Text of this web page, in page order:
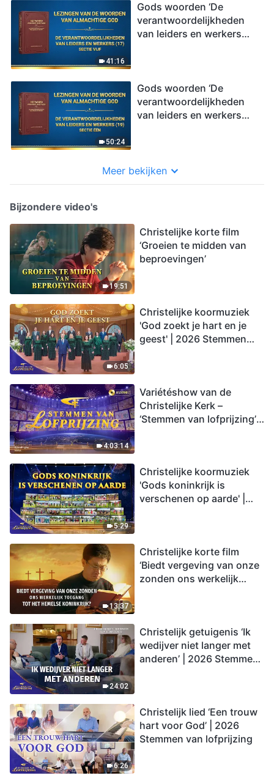
41:16
Gods woorden ‘De
verantwoordelijkheden
van leiders en werkers
50:24
Gods woorden ‘De
verantwoordelijkheden
van leiders en werkers
Meer bekijken
Bijzondere video's
19:51
Christelijke korte film
‘Groeien te midden van
beproevingen’
6:05
Christelijke koormuziek
'God zoekt je hart en je
geest' | 2026 Stemmen
4:03:14
Variétéshow van de
Christelijke Kerk –
‘Stemmen van lofprijzing’,
5:29
Christelijke koormuziek
'Gods koninkrijk is
verschenen op aarde' |
13:37
Christelijke korte film
‘Biedt vergeving van onze
zonden ons werkelijk
24:02
Christelijk getuigenis ‘Ik
wedijver niet langer met
anderen’ | 2026 Stemmen
6:26
Christelijk lied ‘Een trouw
hart voor God’ | 2026
Stemmen van lofprijzing